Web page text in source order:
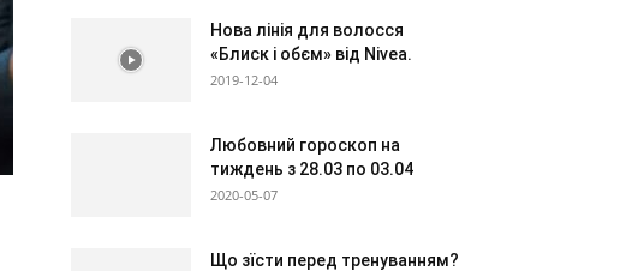
Нова лінія для волосся
«Блиск і обєм» від Nivea.
2019-12-04
Любовний гороскоп на
тиждень з 28.03 по 03.04
2020-05-07
Що зїсти перед тренуванням?